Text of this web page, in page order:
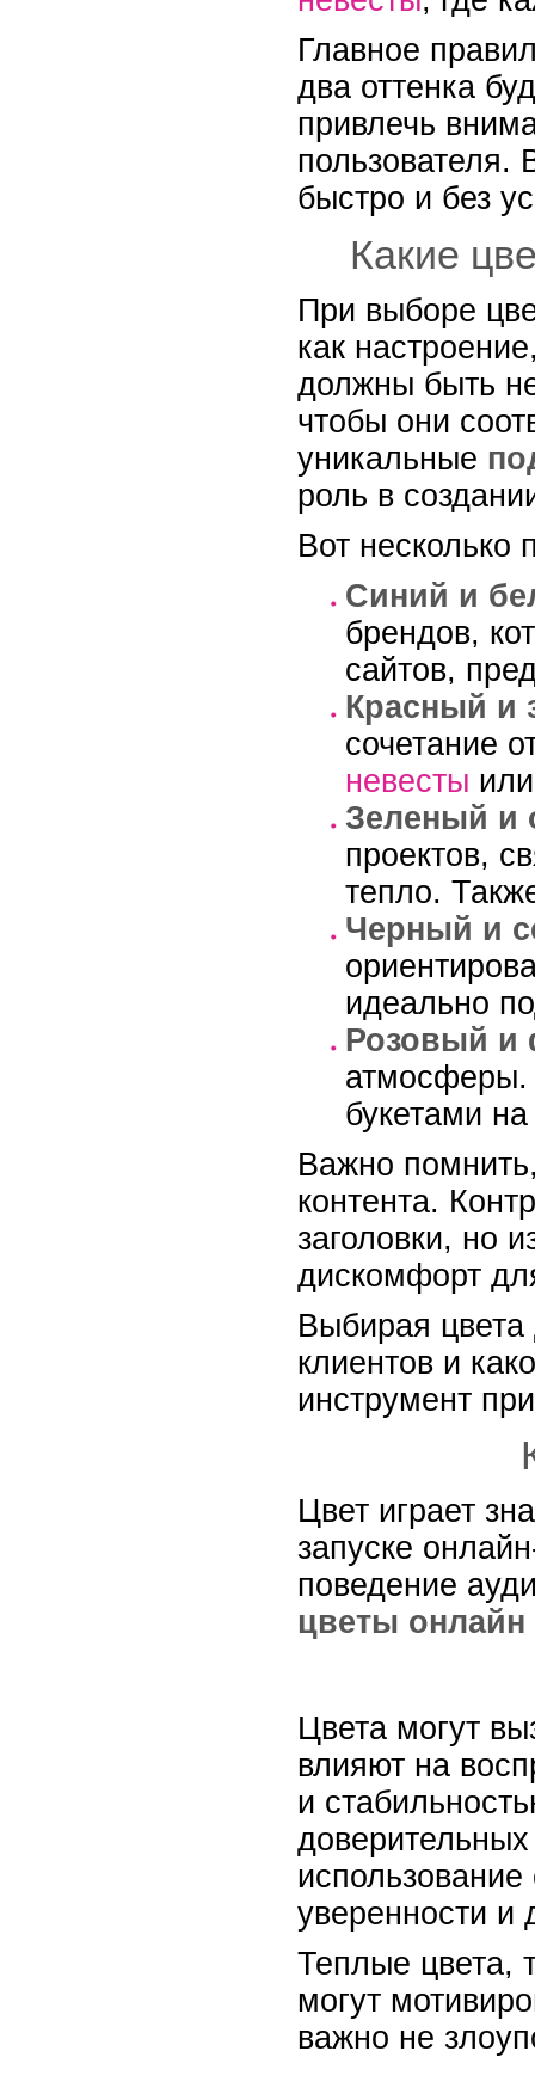
Главное
два оттенка
привлечь
пользователя.
быстро и без
Какие
При выборе
как
должны быть
чтобы они
уникальные
роль в
Вот несколько
Синий и
брендов,
сайтов,
Красный и
сочетание
невесты
Зеленый и
проектов,
тепло.
Черный и
идеально
Розовый и
атмосферы.
букетами
Важно
контента.
заголовки, но
дискомфорт
Выбирая цвета
клиентов и
инструмент
Цвет играет
запуске
поведение
цветы онлайн
Цвета могут
влияют на
и
уверенности и
Теплые цвета,
могут
важно не